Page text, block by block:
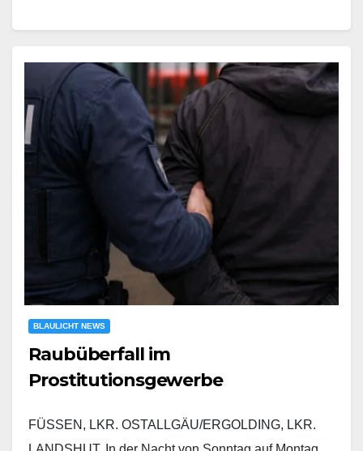
BLAULICHT NEWS
Raubüberfall im
Prostitutionsgewerbe
FÜSSEN, LKR. OSTALLGÄU/ERGOLDING, LKR.